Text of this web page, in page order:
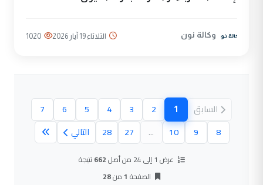
وكالة نون الثلاثاء 19 آيار 2026 1020
السابق 1
(الصفحة الحالية)
2
3
4
5
6
7
8
9
10
...
27
28 التالي
عرض 1 إلى 24 من أصل 662 نتيجة
الصفحة 1من28